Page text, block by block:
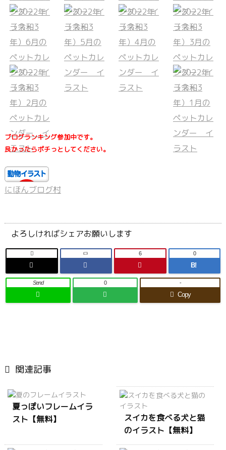
ブログランキング参加中です。
良かったらポチっとしてください。
にほんブログ村
よろしければシェアお願いします
 6
B!
0
Send 0
Copy
-
 関連記事
夏っぽいフレームイラ
スト【無料】
スイカを食べる犬と猫
のイラスト【無料】